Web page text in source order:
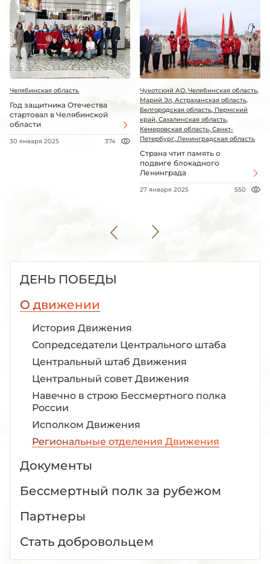
Челябинская область
Год защитника Отечества
стартовал в Челябинской
области
30 января 2025 374
Чукотский АО, Челябинская область,
Марий Эл, Астраханская область,
Белгородская область, Пермский
край, Сахалинская область,
Кемеровская область, Санкт-
Петербург, Ленинградская область
Страна чтит память о
подвиге блокадного
Ленинграда
27 января 2025 550
ДЕНЬ ПОБЕДЫ
О движении
История Движения
Сопредседатели Центрального штаба
Центральный штаб Движения
Центральный совет Движения
Навечно в строю Бессмертного полка
России
Исполком Движения
Региональные отделения Движения
Документы
Бессмертный полк за рубежом
Партнеры
Стать добровольцем